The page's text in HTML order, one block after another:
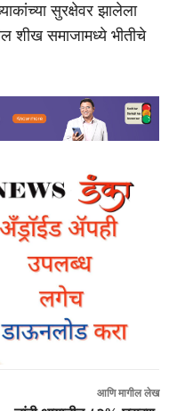
सुरक्षेवर झालेला
शीख समाजामध्ये भीतीचे
आणि मागील लेख